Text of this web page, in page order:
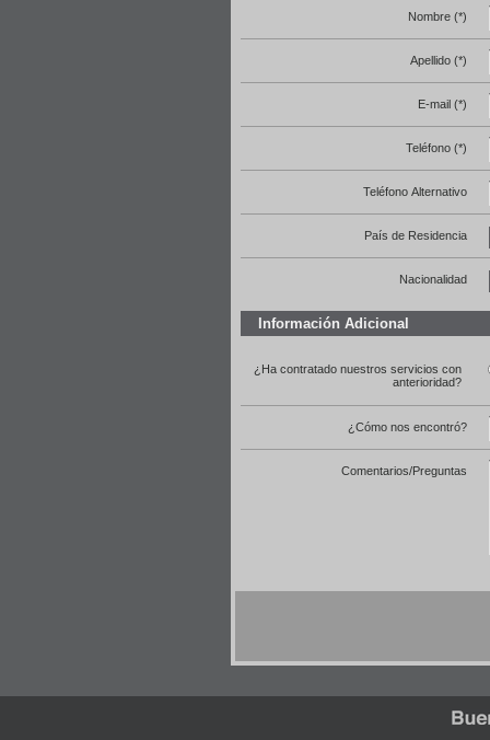
Nombre (*)
Apellido (*)
E-mail (*)
Teléfono (*)
Teléfono Alternativo
País de Residencia
Nacionalidad
Información Adicional
¿Ha contratado nuestros servicios con
anterioridad?
¿Cómo nos encontró?
Comentarios/Preguntas